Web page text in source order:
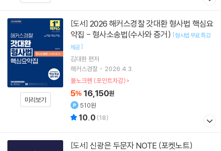
미리보기
[도서]
약집 - 형사소송법(수사와 증거) [형사법 무료 특강
제공]
김대환 편저
해커스경찰
2026.4.3.
볼노크펜 (포인트차감)
5% 16,150원
510원
10.0 (18)
[도서] 신광은 두문자 NOTE (포켓노트)